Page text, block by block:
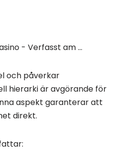
och påverkar
hierarki är avgörande för
aspekt garanterar att
direkt.